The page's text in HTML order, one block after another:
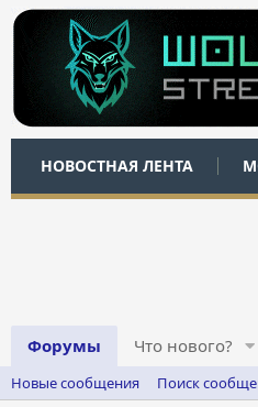
НОВОСТНАЯ ЛЕНТА
Форумы Что нового?
Новые сообщения Поиск